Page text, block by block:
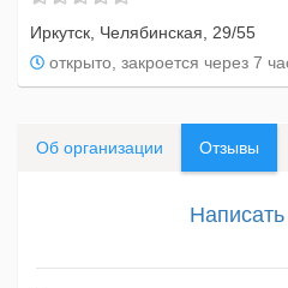
Иркутск, Челябинская, 29/55
открыто, закроется через 7
Об организации Отзывы